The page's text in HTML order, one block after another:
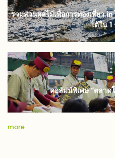
รวมสวนผลไม้เพื่อการท่องเที่ยว
ได้ใน 1
คอลัมน์พิเศษ “ตลาด
more